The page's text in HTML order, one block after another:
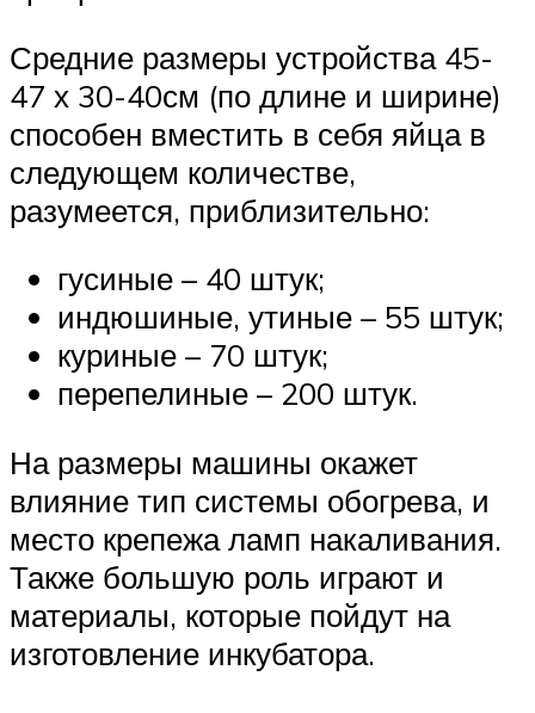
Средние размеры устройства 45-
47 х 30-40см (по длине и ширине)
способен вместить в себя яйца в
следующем количестве,
разумеется, приблизительно:
гусиные – 40 штук;
индюшиные, утиные – 55 штук;
куриные – 70 штук;
перепелиные – 200 штук.
На размеры машины окажет
влияние тип системы обогрева, и
место крепежа ламп накаливания.
Также большую роль играют и
материалы, которые пойдут на
изготовление инкубатора.